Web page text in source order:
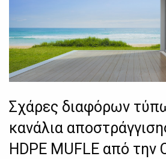
Σχάρες διαφόρων
κανάλια
HDPE MUFLE από την